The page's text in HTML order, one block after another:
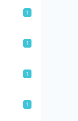
1
1
1
1